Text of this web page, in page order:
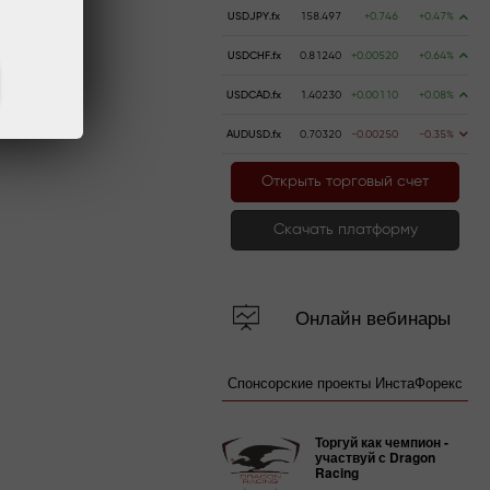
USDJPY.fx 158.497 +0.746 +0.47%
USDCHF.fx 0.81240 +0.00520 +0.64%
USDCAD.fx 1.40230 +0.00110 +0.08%
AUDUSD.fx 0.70320 -0.00250 -0.35%
Открыть торговый счет
Скачать платформу
Онлайн вебинары
Спонсорские проекты ИнстаФорекс
Торгуй как чемпион -
участвуй с Dragon
Racing